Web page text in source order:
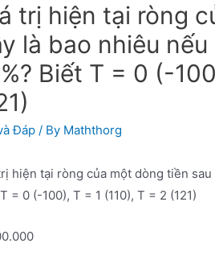
trị hiện tại ròng
là bao nhiêu
Biết T = 0 (-
Đáp / By Maththorg
hiện tại ròng của một dòng tiền
= 0 (-100), T = 1 (110), T = 2 (121)